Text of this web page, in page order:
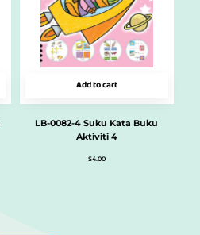
Add to cart
LB-0082-4 Suku Kata Buku
Aktiviti 4
$4.00